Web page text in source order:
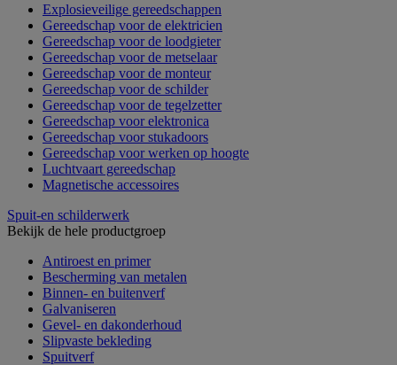
Explosieveilige gereedschappen
Gereedschap voor de elektricien
Gereedschap voor de loodgieter
Gereedschap voor de metselaar
Gereedschap voor de monteur
Gereedschap voor de schilder
Gereedschap voor de tegelzetter
Gereedschap voor elektronica
Gereedschap voor stukadoors
Gereedschap voor werken op hoogte
Luchtvaart gereedschap
Magnetische accessoires
Spuit-en schilderwerk
Bekijk de hele productgroep
Antiroest en primer
Bescherming van metalen
Binnen- en buitenverf
Galvaniseren
Gevel- en dakonderhoud
Slipvaste bekleding
Spuitverf